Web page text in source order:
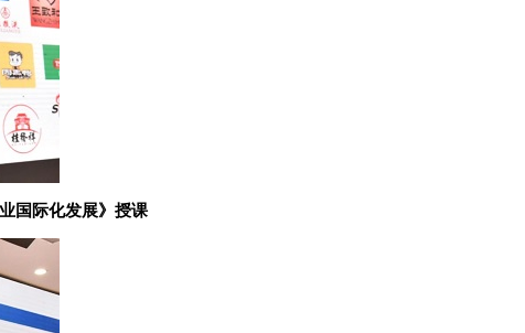
国际化发展》授课